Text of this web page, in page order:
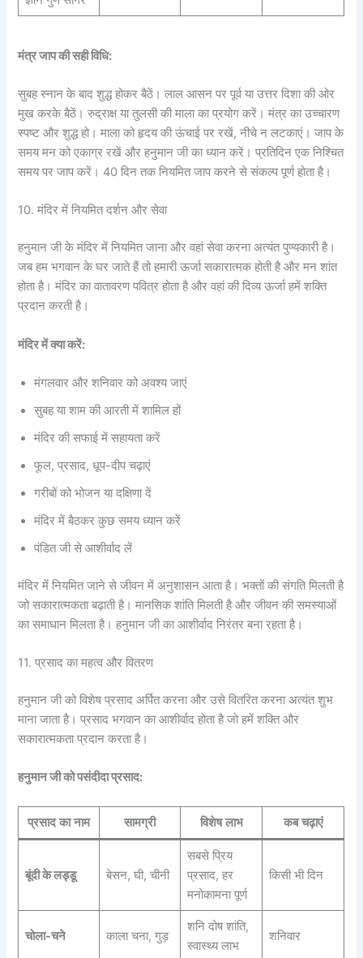
मंत्र जाप की सही विधि:
सुबह स्नान के बाद शुद्ध होकर बैठें। लाल आसन पर पूर्व या उत्तर दिशा की ओर
मुख करके बैठें। रुद्राक्ष या तुलसी की माला का प्रयोग करें। मंत्र का उच्चारण
स्पष्ट और शुद्ध हो। माला को हृदय की ऊंचाई पर रखें, नीचे न लटकाएं। जाप के
समय मन को एकाग्र रखें और हनुमान जी का ध्यान करें। प्रतिदिन एक निश्चित
समय पर जाप करें। 40 दिन तक नियमित जाप करने से संकल्प पूर्ण होता है।
10. मंदिर में नियमित दर्शन और सेवा
हनुमान जी के मंदिर में नियमित जाना और वहां सेवा करना अत्यंत पुण्यकारी है।
जब हम भगवान के घर जाते हैं तो हमारी ऊर्जा सकारात्मक होती है और मन शांत
होता है। मंदिर का वातावरण पवित्र होता है और वहां की दिव्य ऊर्जा हमें शक्ति
प्रदान करती है।
मंदिर में क्या करें:
मंगलवार और शनिवार को अवश्य जाएं
सुबह या शाम की आरती में शामिल हों
मंदिर की सफाई में सहायता करें
फूल, प्रसाद, धूप-दीप चढ़ाएं
गरीबों को भोजन या दक्षिणा दें
मंदिर में बैठकर कुछ समय ध्यान करें
पंडित जी से आशीर्वाद लें
मंदिर में नियमित जाने से जीवन में अनुशासन आता है। भक्तों की संगति मिलती है
जो सकारात्मकता बढ़ाती है। मानसिक शांति मिलती है और जीवन की समस्याओं
का समाधान मिलता है। हनुमान जी का आशीर्वाद निरंतर बना रहता है।
11. प्रसाद का महत्व और वितरण
हनुमान जी को विशेष प्रसाद अर्पित करना और उसे वितरित करना अत्यंत शुभ
माना जाता है। प्रसाद भगवान का आशीर्वाद होता है जो हमें शक्ति और
सकारात्मकता प्रदान करता है।
हनुमान जी को पसंदीदा प्रसाद:
प्रसाद का नाम सामग्री विशेष लाभ कब चढ़ाएं
बूंदी के लड्डू बेसन, घी, चीनी
सबसे प्रिय
प्रसाद, हर
मनोकामना पूर्ण
किसी भी दिन
चोला-चने काला चना, गुड़
शनि दोष शांति,
स्वास्थ्य लाभ
शनिवार